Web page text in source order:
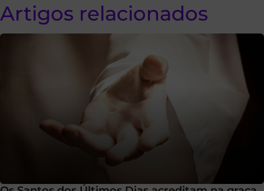
Artigos relacionados